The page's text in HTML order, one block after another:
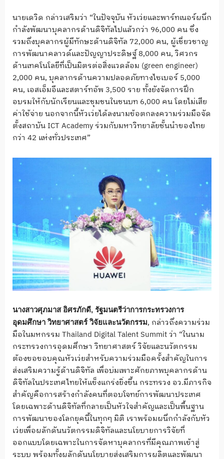
นายเดวิด กล่าวเสริมว่า “ในปัจจุบัน หัวเว่ยและพาร์ทเนอร์ผนึก
กำลังพัฒนาบุคลากรด้านดิจิทัลไปแล้วกว่า 96,000 คน ซึ่ง
รวมถึงบุคลากรผู้มีทักษะด้านดิจิทัล 72,000 คน, ผู้เชี่ยวชาญ
การพัฒนาคลาวด์และปัญญาประดิษฐ์ 8,000 คน, วิศวกร
ด้านเทคโนโลยีที่เป็นมิตรต่อสิ่งแวดล้อม (green engineer)
2,000 คน, บุคลากรด้านความปลอดภัยทางไซเบอร์ 5,000
คน, เอสเอ็มอีและสตาร์ทอัพ 3,500 ราย ทั้งยังจัดการฝึก
อบรมให้กับนักเรียนและชุมชนในชนบท 6,000 คน โดยไม่เสีย
ค่าใช้จ่าย นอกจากนี้หัวเว่ยได้ลงนามข้อตกลงความร่วมมือจัด
ตั้งสถาบัน ICT Academy ร่วมกับมหาวิทยาลัยชั้นนำของไทย
กว่า 42 แห่งทั่วประเทศ”
นางสาวศุภมาส อิศรภักดี, รัฐมนตรีว่าการกระทรวงการ
อุดมศึกษา วิทยาศาสตร์ วิจัยและนวัตกรรม, กล่าวถึงความร่วม
มือในมหกรรม Thailand Digital Talent Summit ว่า “ในนาม
กระทรวงการอุดมศึกษา วิทยาศาสตร์ วิจัยและนวัตกรรม
ต้องขอขอบคุณหัวเว่ยสำหรับความร่วมมือครั้งสำคัญในการ
ส่งเสริมความรู้ด้านดิจิทัล เพื่อบ่มเพาะศักยภาพบุคลากรด้าน
ดิจิทัลในประเทศไทยให้แข็งแกร่งยิ่งขึ้น กระทรวง อว.มีภารกิจ
สำคัญคือการสร้างกำลังคนที่ตอบโจทย์การพัฒนาประเทศ
โดยเฉพาะด้านดิจิทัลที่กลายเป็นหัวใจสำคัญและเป็นพื้นฐาน
การพัฒนาของโลกยุคนี้ในทุกๆ มิติ เราพร้อมผนึกกำลังกับหัว
เว่ยเพื่อผลักดันนวัตกรรมดิจิทัลและนโยบายการวิจัยที่
ออกแบบโดยเฉพาะในการจัดหาบุคลากรที่มีคุณภาพเข้าสู่
ระบบ พร้อมทั้งผลักดันนโยบายส่งเสริมการผลิตและพัฒนา